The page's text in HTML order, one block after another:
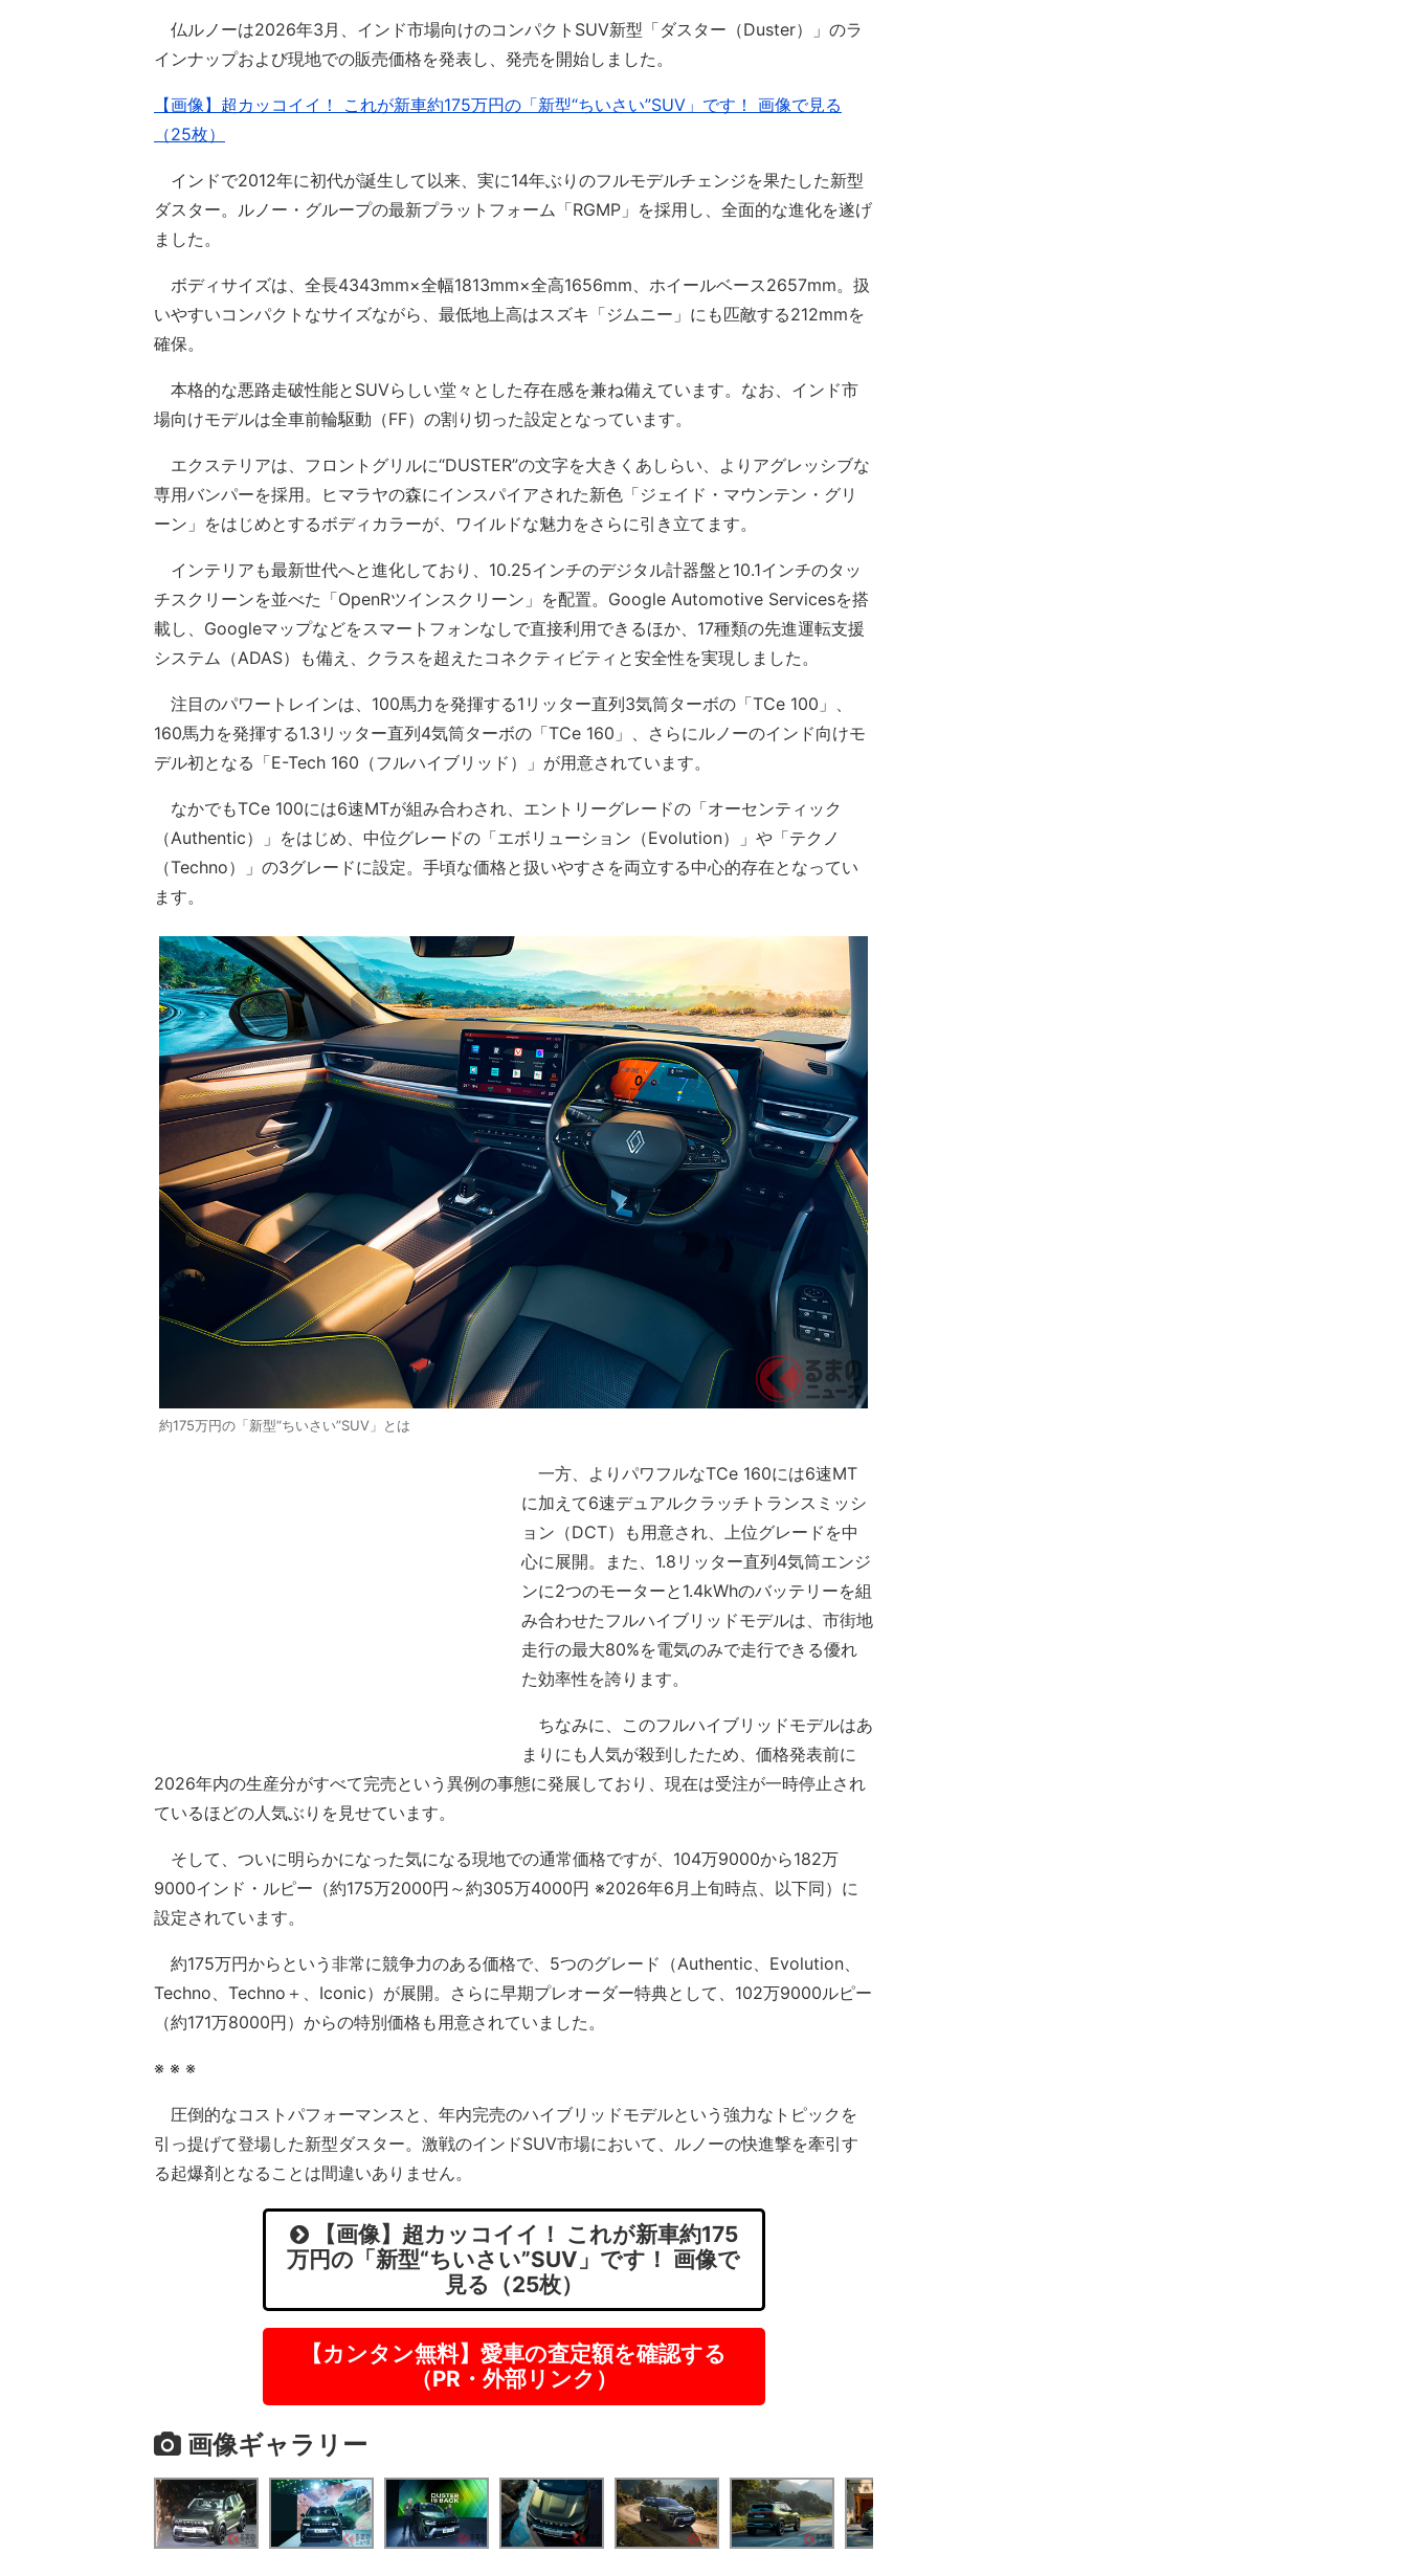
仏ルノーは2026年3月、インド市場向けのコンパクトSUV新型「ダスター（Duster）」のラ
インナップおよび現地での販売価格を発表し、発売を開始しました。
【画像】超カッコイイ！ これが新車約175万円の「新型“ちいさい”SUV」です！ 画像で見る
（25枚）
インドで2012年に初代が誕生して以来、実に14年ぶりのフルモデルチェンジを果たした新型
ダスター。ルノー・グループの最新プラットフォーム「RGMP」を採用し、全面的な進化を遂げ
ました。
ボディサイズは、全長4343mm×全幅1813mm×全高1656mm、ホイールベース2657mm。扱
いやすいコンパクトなサイズながら、最低地上高はスズキ「ジムニー」にも匹敵する212mmを
確保。
本格的な悪路走破性能とSUVらしい堂々とした存在感を兼ね備えています。なお、インド市
場向けモデルは全車前輪駆動（FF）の割り切った設定となっています。
エクステリアは、フロントグリルに“DUSTER”の文字を大きくあしらい、よりアグレッシブな
専用バンパーを採用。ヒマラヤの森にインスパイアされた新色「ジェイド・マウンテン・グリ
ーン」をはじめとするボディカラーが、ワイルドな魅力をさらに引き立てます。
インテリアも最新世代へと進化しており、10.25インチのデジタル計器盤と10.1インチのタッ
チスクリーンを並べた「OpenRツインスクリーン」を配置。Google Automotive Servicesを搭
載し、Googleマップなどをスマートフォンなしで直接利用できるほか、17種類の先進運転支援
システム（ADAS）も備え、クラスを超えたコネクティビティと安全性を実現しました。
注目のパワートレインは、100馬力を発揮する1リッター直列3気筒ターボの「TCe 100」、
160馬力を発揮する1.3リッター直列4気筒ターボの「TCe 160」、さらにルノーのインド向けモ
デル初となる「E-Tech 160（フルハイブリッド）」が用意されています。
なかでもTCe 100には6速MTが組み合わされ、エントリーグレードの「オーセンティック
（Authentic）」をはじめ、中位グレードの「エボリューション（Evolution）」や「テクノ
（Techno）」の3グレードに設定。手頃な価格と扱いやすさを両立する中心的存在となってい
ます。
約175万円の「新型“ちいさい”SUV」とは
一方、よりパワフルなTCe 160には6速MT
に加えて6速デュアルクラッチトランスミッシ
ョン（DCT）も用意され、上位グレードを中
心に展開。また、1.8リッター直列4気筒エンジ
ンに2つのモーターと1.4kWhのバッテリーを組
み合わせたフルハイブリッドモデルは、市街地
走行の最大80%を電気のみで走行できる優れ
た効率性を誇ります。
ちなみに、このフルハイブリッドモデルはあ
まりにも人気が殺到したため、価格発表前に
2026年内の生産分がすべて完売という異例の事態に発展しており、現在は受注が一時停止され
ているほどの人気ぶりを見せています。
そして、ついに明らかになった気になる現地での通常価格ですが、104万9000から182万
9000インド・ルピー（約175万2000円～約305万4000円 ※2026年6月上旬時点、以下同）に
設定されています。
約175万円からという非常に競争力のある価格で、5つのグレード（Authentic、Evolution、
Techno、Techno＋、Iconic）が展開。さらに早期プレオーダー特典として、102万9000ルピー
（約171万8000円）からの特別価格も用意されていました。
※ ※ ※
圧倒的なコストパフォーマンスと、年内完売のハイブリッドモデルという強力なトピックを
引っ提げて登場した新型ダスター。激戦のインドSUV市場において、ルノーの快進撃を牽引す
る起爆剤となることは間違いありません。
【画像】超カッコイイ！ これが新車約175
万円の「新型“ちいさい”SUV」です！ 画像で
見る（25枚）
【カンタン無料】愛車の査定額を確認する
（PR・外部リンク）
画像ギャラリー